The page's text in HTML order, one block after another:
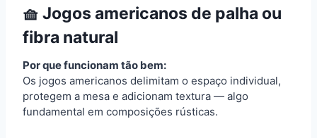
🧺 Jogos americanos de palha ou
fibra natural
Por que funcionam tão bem:
Os jogos americanos delimitam o espaço individual,
protegem a mesa e adicionam textura — algo
fundamental em composições rústicas.